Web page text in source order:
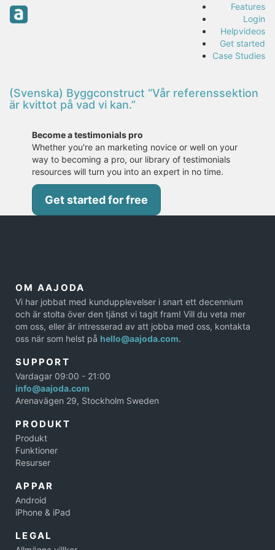
Features
Login
Helpvideos
Get started
Case Studies
(Svenska) Byggconstruct “Vår referenssektion
är kvittot på vad vi kan.”
Become a testimonials pro
Whether you're an marketing novice or well on your
way to becoming a pro, our library of testimonials
resources will turn you into an expert in no time.
Get started for free
OM AAJODA
Vi har jobbat med kundupplevelser i snart ett decennium
och är stolta över den tjänst vi tagit fram! Vill du veta mer
om oss, eller är intresserad av att jobba med oss, kontakta
oss när som helst på hello@aajoda.com.
SUPPORT
Vardagar 09:00 - 21:00
info@aajoda.com
Arenavägen 29, Stockholm Sweden
PRODUKT
Produkt
Funktioner
Resurser
APPAR
Android
iPhone & iPad
LEGAL